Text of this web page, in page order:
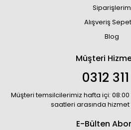
Siparişlerim
Alışveriş
Blog
Müşteri
0312
Müşteri temsilcilerimiz hafta içi: 08:00
saatleri arasında
E-Bülten